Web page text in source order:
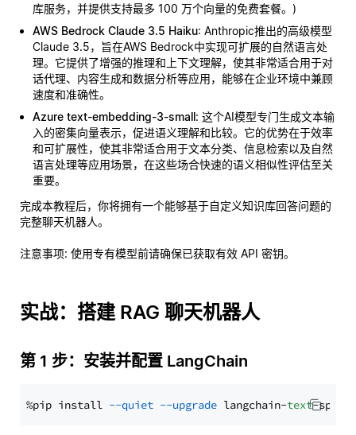
库服务，并提供支持最多 100 万个向量的免费套餐。)
AWS Bedrock Claude 3.5 Haiku: Anthropic推出的高级模型
Claude 3.5，旨在AWS Bedrock中实现可扩展的自然语言处
理。它提供了增强的推理和上下文理解，使其非常适合用于对
话代理、内容生成和数据分析等应用，能够在企业环境中兼顾
速度和准确性。
Azure text-embedding-3-small: 这个AI模型专门生成文本输
入的密集向量表示，促进语义理解和比较。它的优势在于效率
和可扩展性，使其非常适合用于文本分类、信息检索以及自然
语言处理等应用场景，在这些场合快速的语义相似性评估至关
重要。
完成本教程后，你将拥有一个能够基于自定义知识库回答问题的
完整聊天机器人。
注意事项: 使用专有模型前请确保已获取有效 API 密钥。
实战：搭建 RAG 聊天机器人
第 1 步：安装并配置 LangChain
%pip install --quiet --upgrade langchain-text